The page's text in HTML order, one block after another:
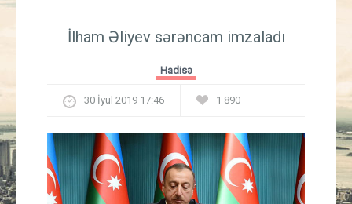
İqtisadiyyat
Güney Azərbaycan
İlham Əliyev sərəncam imzaladı
Hadisə
30 İyul 2019 17:46 1 890